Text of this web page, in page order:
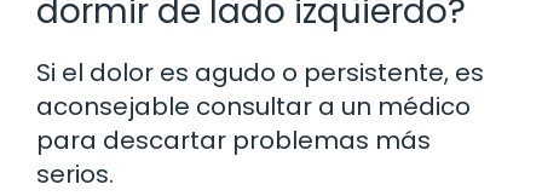
dormir de lado izquierdo?
Si el dolor es agudo o persistente, es
aconsejable consultar a un médico
para descartar problemas más
serios.